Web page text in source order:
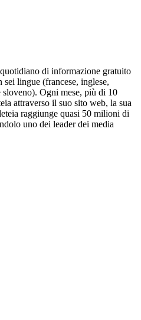
di informazione gratuito
lingue (francese, inglese,
sloveno). Ogni mese, più di 10
attraverso il suo sito web, la sua
raggiunge quasi 50 milioni di
uno dei leader dei media